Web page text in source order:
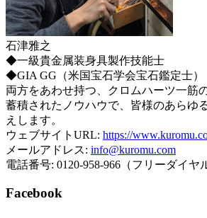
石津雅之
◆一級貴金属装身具製作技能士
◆GIA GG（米国宝石学会宝石鑑定士）
両方をあわせ持つ、クロムハーツ一筋
蓄積されたノウハウで、皆様のあらゆ
えします。
ウェブサイトURL: https://
メールアドレス: info@kuromu.com
電話番号: 0120-958-966（フリーダイヤ
Facebook